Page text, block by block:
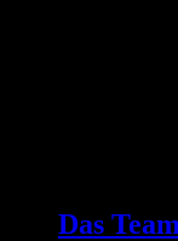
Das Team